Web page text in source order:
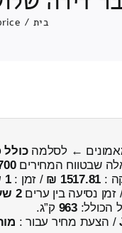
בית /
← לסלמהכולל
שבטווח המחירים
:
1517.81 ₪ / זמן :1 שעות 13 דקות
נסיעה בין ערים2 שעות , 4 דקות
הכולל:963 ק”ג.
/ הצעת מחיר עבור :